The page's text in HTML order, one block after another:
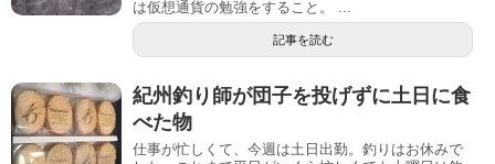
は仮想通貨の勉強をすること。 ...
記事を読む
紀州釣り師が団子を投げずに土日に食
べた物
仕事が忙しくて、今週は土日出勤。釣りはお休みで